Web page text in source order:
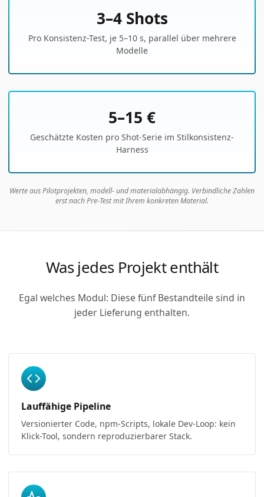
3–4 Shots
Pro Konsistenz-Test, je 5–10 s, parallel über mehrere
Modelle
5–15 €
Geschätzte Kosten pro Shot-Serie im Stilkonsistenz-
Harness
Werte aus Pilotprojekten, modell- und materialabhängig. Verbindliche Zahlen
erst nach Pre-Test mit Ihrem konkreten Material.
Was jedes Projekt enthält
Egal welches Modul: Diese fünf Bestandteile sind in
jeder Lieferung enthalten.
Lauffähige Pipeline
Versionierter Code, npm-Scripts, lokale Dev-Loop: kein
Klick-Tool, sondern reproduzierbarer Stack.